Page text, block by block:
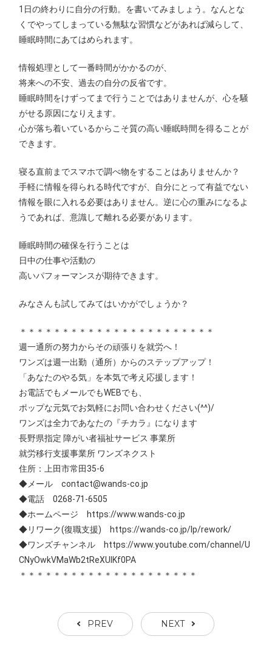
1日の終わりに自分の行動。を書いてみましょう。なんとな
くでやってしまっている無駄な習慣などがあれば減らして、
睡眠時間にあてはめられます。
情報処理として一番時間がかかるのが、
将来への不安、過去の自分の反省です。
睡眠時間をけずってまで行うことではありませんが、心を騒
がせる原因になりえます。
心が落ち着いているからこそ質の高い睡眠時間を得ることが
できます。
寝る直前までスマホで調べ物をすることはありませんか？
手軽に情報を得られる時代ですが、自分にとって有益でない
情報を眼に入れる必要はありません。逆に心の重みになるよ
うであれば、意識して離れる必要があります。
睡眠時間の確保を行うことは
日中の仕事や活動の
高いパフォーマンスが期待できます。
みなさんも試してみてはいかがでしょうか？
＊＊＊＊＊＊＊＊＊＊＊＊＊＊＊＊＊＊＊＊＊＊＊
週一通所の努力からその頑張りを就労へ！
ワンズは週一出勤（通所）からのステップアップ！
「あなたのやる気」を本気で考え応援します！
お電話でもメールでもWEBでも、
ポップな元気でお気軽にお問い合わせください(^^)/
ワンズは全力であなたの『チカラ』になります
長野県指定 障がい者福祉サービス 事業所
就労移行支援事業所 ワンズネクスト
住所：上田市常田35-6
◆メール contact@wands-co.jp
◆電話 0268-71-6505
◆ホームページ https://www.wands-co.jp
◆リワーク(復職支援) https://wands-co.jp/lp/rework/
◆ワンズチャンネル https://www.youtube.com/channel/U
CNyOwkVMaWb2tReXUIKf0PA
＊＊＊＊＊＊＊＊＊＊＊＊＊＊＊＊＊＊＊＊＊
PREV NEXT